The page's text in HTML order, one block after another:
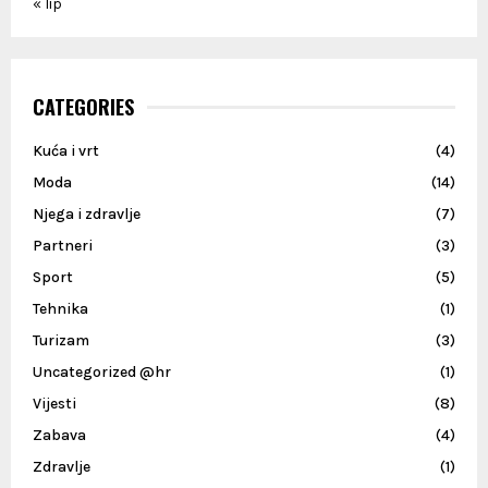
CATEGORIES
Kuća i vrt
(4)
Moda
(14)
Njega i zdravlje
(7)
Partneri
(3)
Sport
(5)
Tehnika
(1)
Turizam
(3)
Uncategorized @hr
(1)
Vijesti
(8)
Zabava
(4)
Zdravlje
(1)